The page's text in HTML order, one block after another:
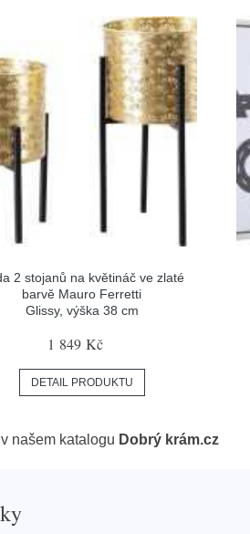
2 stojanů na květináč ve zlaté
barvě Mauro Ferretti
Glissy, výška 38 cm
1 849 Kč
DETAIL PRODUKTU
našem katalogu Dobrý krám.cz